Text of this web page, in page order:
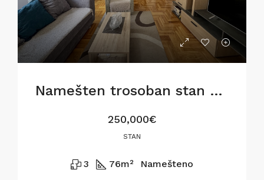
Namešten trosoban stan u Gostivarskoj ulici,76m2
250,000€
STAN
3 76m² Namešteno